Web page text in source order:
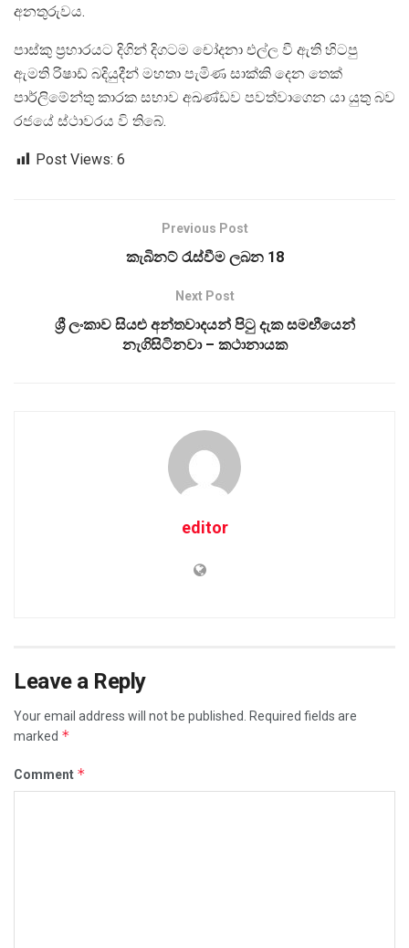
අනතුරුවය.
පාස්කු ප්‍රහාරයට දිගින් දිගටම චෝදනා එල්ල වී ඇති හිටපු
ඇමති රිෂාඩ් බදියුදීන් මහතා පැමිණ සාක්කි දෙන තෙක්
පාර්ලිමේන්තු කාරක සභාව අඛණ්ඩව පවත්වාගෙන යා යුතු බව
රජයේ ස්ථාවරය වි තිබේ.
Post Views: 6
Previous Post
කැබිනට් රැස්වීම ලබන 18
Next Post
ශ්‍රී ලංකාව සියළු අන්තවාදයන් පිටු දැක සමඟීයෙන්
නැගිසිටිනවා – කථානායක
editor
Leave a Reply
Your email address will not be published.
Required fields are
marked *
Comment *